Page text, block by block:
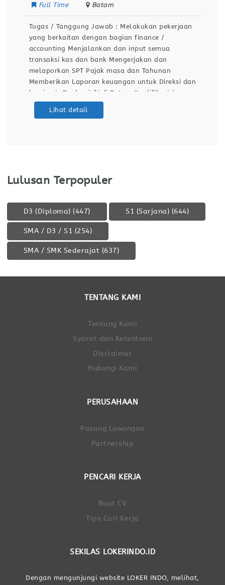
Full Time Batam
Tugas / Tanggung Jawab : Melakukan pekerjaan
yang berkaitan dengan bagian finance /
accounting Menjalankan dan input semua
transaksi kas dan bank Mengerjakan dan
melaporkan SPT Pajak masa dan Tahunan
Memberikan Laporan keuangan untuk Direksi dan
komisaris Berdomisili di Batam Kualifikasi /
Persyaratan : Pengalaman min. 1 tahun
Lihat detail
Lulusan Terpopuler
D3 (Diploma) (447) S1 (Sarjana) (644)
SMA / D3 / S1 (254)
SMA / SMK Sederajat (637)
TENTANG KAMI
Tentang Kami
Syarat dan Ketentuan
Disclaimer
Hubungi Kami
PERUSAHAAN
Pasang Lowongan
Partnership
PENCARI KERJA
Buat CV
Tips Cari Kerja
SEKILAS LOKERINDO.ID
Dengan mengunjungi website LOKER INDO, melihat,